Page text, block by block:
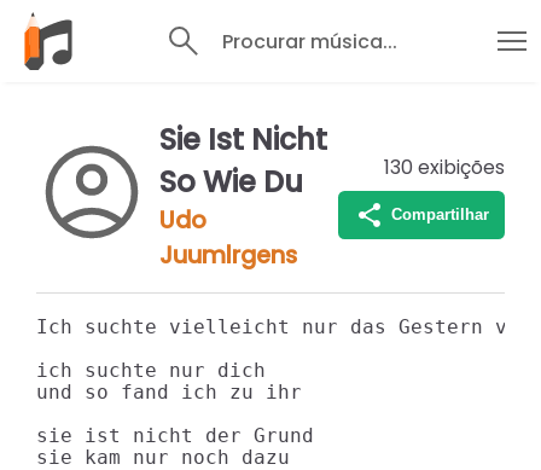
Procurar música...
Sie Ist Nicht
So Wie Du
Udo
Juumlrgens
130 exibições
Compartilhar
Ich suchte vielleicht nur das Gestern
ich suchte nur dich
und so fand ich zu ihr
sie ist nicht der Grund
sie kam nur noch dazu